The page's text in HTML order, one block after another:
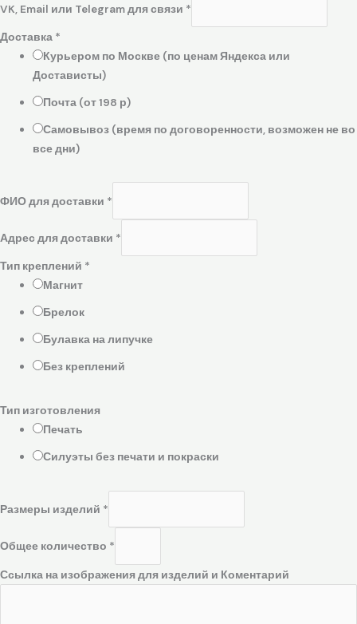
VK, Email или Telegram для связи *
Доставка *
Курьером по Москве (по ценам Яндекса или
Достависты)
Почта (от 198 р)
Самовывоз (время по договоренности, возможен не во
все дни)
ФИО для доставки *
Адрес для доставки *
Тип креплений *
Магнит
Брелок
Булавка на липучке
Без креплений
Тип изготовления
Печать
Силуэты без печати и покраски
Размеры изделий *
Общее количество *
Ссылка на изображения для изделий и Коментарий